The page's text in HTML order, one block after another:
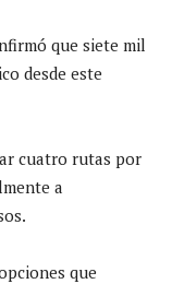
que siete mil
desde este
cuatro rutas por
a
que